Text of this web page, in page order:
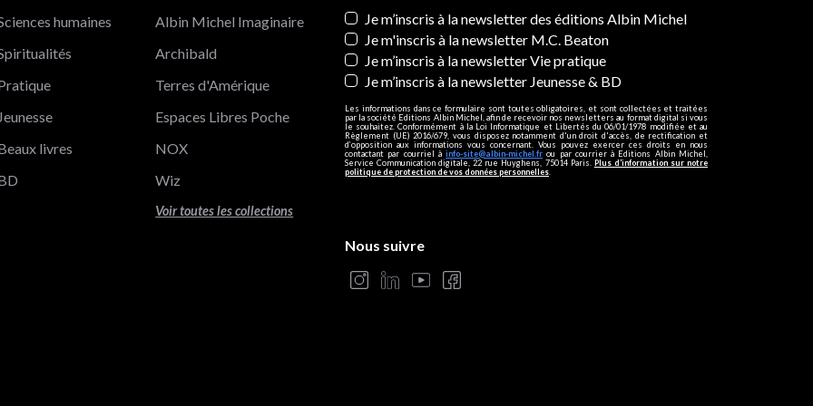
de confidentialité, en garantissant la conformité avec les réglementations. Personnalisez vos préférences pour
Newsletters
Je m’inscris à la newsletter des éditions Albin Michel
Je m'inscris à la newsletter M.C. Beaton
Je m’inscris à la newsletter Vie pratique
Je m’inscris à la newsletter Jeunesse & BD
Les informations dans ce formulaire sont toutes obligatoires, et sont collectées et traitées
par la société Editions Albin Michel, afin de recevoir nos newsletters au format digital si vous
le souhaitez. Conformément à la Loi Informatique et Libertés du 06/01/1978 modifiée et au
Règlement (UE) 2016/679, vous disposez notamment d'un droit d'accès, de rectification et
d’opposition aux informations vous concernant. Vous pouvez exercer ces droits en nous
contactant par courriel àinfo-site@albin-michel.fr ou par courrier à Editions Albin Michel,
Service Communication digitale, 22 rue Huyghens, 75014 Paris. Plus d’information sur notre
politique de protection de vos données personnelles
humaines
Jeunesse
livres
Albin Michel Imaginaire
Archibald
Terres d'Amérique
Espaces Libres Poche
NOX
Wiz
Voir toutes les collections
Nous suivre